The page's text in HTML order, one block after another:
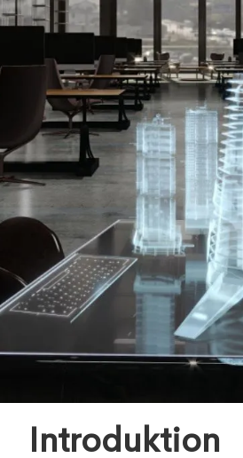
Sameera Firdose
Introduktion